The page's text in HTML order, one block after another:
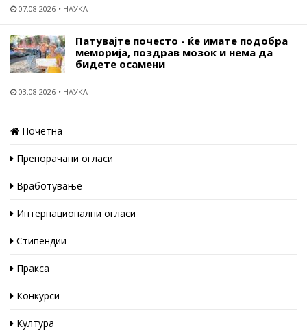
07.08.2026 НАУКА
Патувајте почесто - ќе имате подобра
меморија, поздрав мозок и нема да
бидете осамени
03.08.2026 НАУКА
Почетна
Препорачани огласи
Вработување
Интернационални огласи
Стипендии
Пракса
Конкурси
Култура